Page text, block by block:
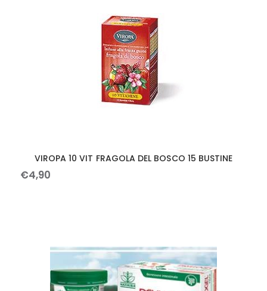
VIROPA 10 VIT FRAGOLA DEL BOSCO 15 BUSTINE
€4,90